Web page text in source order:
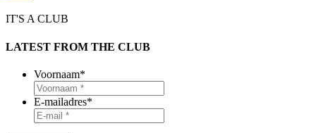
IT'S A CLUB
LATEST FROM THE CLUB
Voornaam*
E-mailadres*